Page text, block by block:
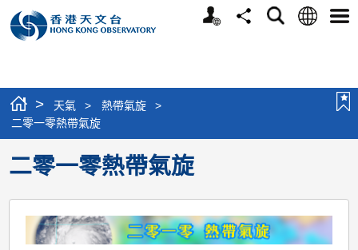
個
分
搜
語
選
> 天氣 > 熱帶氣旋
>
二零一零熱帶氣旋
二零一零熱帶氣旋